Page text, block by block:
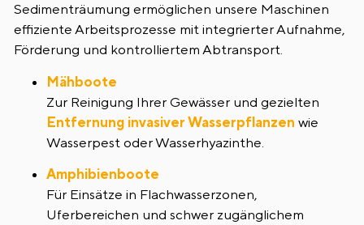
Sedimenträumung ermöglichen unsere Maschinen
effiziente Arbeitsprozesse mit integrierter Aufnahme,
Förderung und kontrolliertem Abtransport.
Mähboote
Zur Reinigung Ihrer Gewässer und gezielten
Entfernung invasiver Wasserpflanzen wie
Wasserpest oder Wasserhyazinthe.
Amphibienboote
Für Einsätze in Flachwasserzonen,
Uferbereichen und schwer zugänglichem